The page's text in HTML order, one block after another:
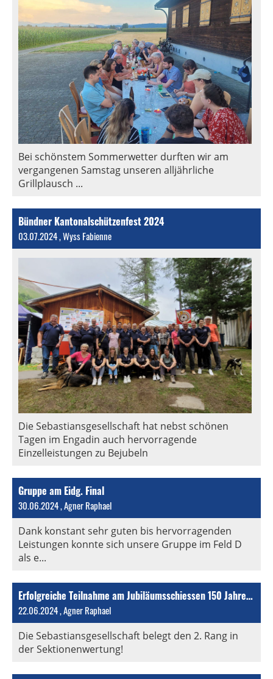
Bei schönstem Sommerwetter durften wir am
vergangenen Samstag unseren alljährliche
Grillplausch ...
Bündner Kantonalschützenfest 2024
03.07.2024, Wyss Fabienne
Die Sebastiansgesellschaft hat nebst schönen
Tagen im Engadin auch hervorragende
Einzelleistungen zu Bejubeln
Gruppe am Eidg. Final
30.06.2024, Agner Raphael
Dank konstant sehr guten bis hervorragenden
Leistungen konnte sich unsere Gruppe im Feld D
als e...
Erfolgreiche Teilnahme am Jubiläumsschiessen 150 Jahre SG Perlen
22.06.2024, Agner Raphael
Die Sebastiansgesellschaft belegt den 2. Rang in
der Sektionenwertung!